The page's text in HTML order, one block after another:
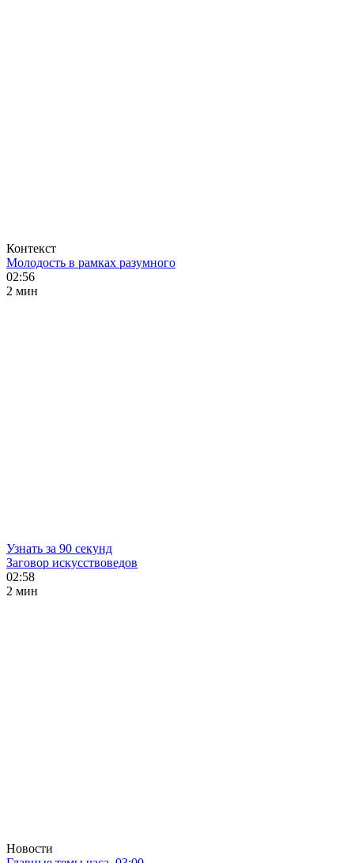
Контекст
Молодость в рамках разумного
02:56
2 мин
Узнать за 90 секунд
Заговор искусствоведов
02:58
2 мин
Новости